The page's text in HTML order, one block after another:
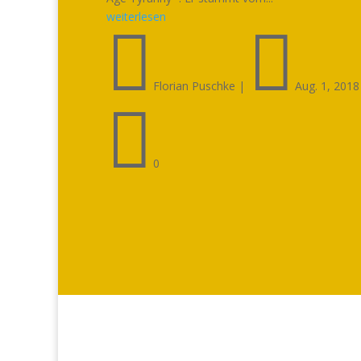
weiterlesen
 Florian Puschke |  Aug. 1, 2018
 0